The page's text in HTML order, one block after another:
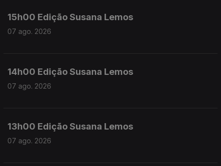
15h00 Edição Susana Lemos
07 ago. 2026
14h00 Edição Susana Lemos
07 ago. 2026
13h00 Edição Susana Lemos
07 ago. 2026